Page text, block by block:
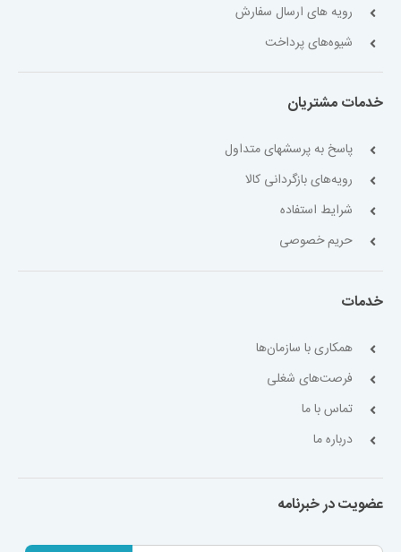
رویه های ارسال سفارش
شیوه‌های پرداخت
خدمات مشتریان
پاسخ به پرسشهای متداول
رویه‌های بازگردانی کالا
شرایط استفاده
حریم خصوصی
خدمات
همکاری با سازمان‌ها
فرصت‌های شغلی
تماس با ما
درباره ما
عضویت در خبرنامه